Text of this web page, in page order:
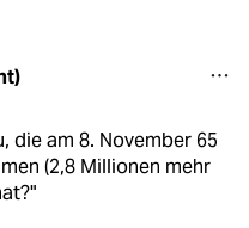
die am 8. November 65
(2,8 Millionen mehr